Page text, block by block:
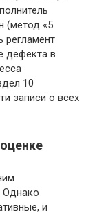
(метод «5
регламент
дефекта в
10
записи о всех
Однако
и